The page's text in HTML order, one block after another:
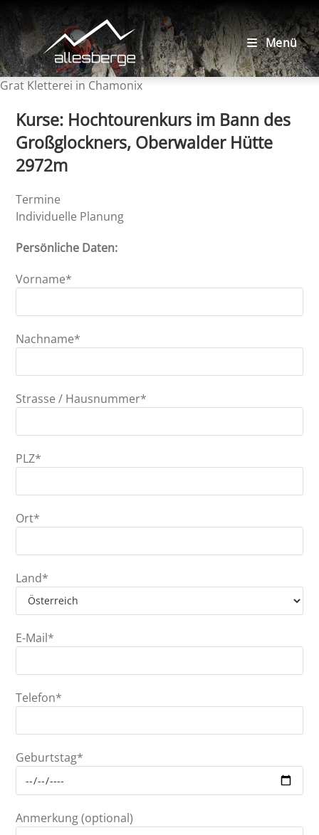
Inhalt
springen
Menü
Grat Kletterei in Chamonix
Bitte lasse dieses Feld leer.
Kurse: Hochtourenkurs im Bann des
Großglockners, Oberwalder Hütte
2972m
Termine
Individuelle Planung
Persönliche Daten:
Vorname*
Nachname*
Strasse / Hausnummer*
PLZ*
Ort*
Land*
E-Mail*
Telefon*
Geburtstag*
Anmerkung (optional)